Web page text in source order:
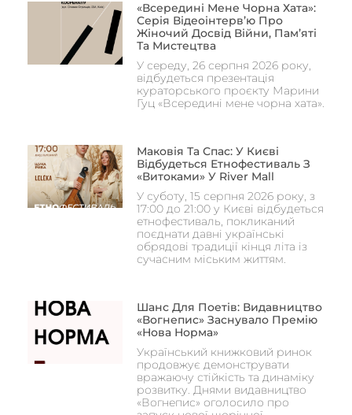
«Всередині Мене Чорна Хата»:
Серія Відеоінтерв’ю Про
Жіночий Досвід Війни, Пам’яті
Та Мистецтва
У середу, 26 серпня 2026 року,
відбудеться презентація
кураторського проєкту Марини
Гуц «Всередині мене чорна хата».
Маковія Та Спас: У Києві
Відбудеться Етнофестиваль З
«Витоками» У River Mall
У суботу, 15 серпня 2026 року, з
17:00 до 21:00 у Києві відбудеться
етнофестиваль, покликаний
поєднати давні українські
обрядові традиції кінця літа із
сучасним міським життям.
Шанс Для Поетів: Видавництво
«Вогнепис» Заснувало Премію
«Нова Норма»
Український книжковий ринок
продовжує демонструвати
вражаючу стійкість та динаміку
розвитку. Днями видавництво
«Вогнепис» оголосило про